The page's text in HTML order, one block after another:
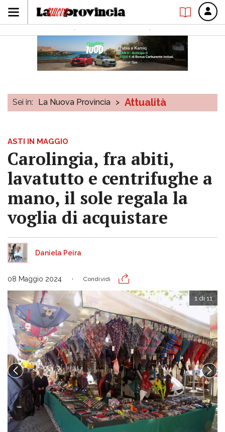
Sei in: La Nuova Provincia > Attualità
ASTI IN MAGGIO
Carolingia, fra abiti,
lavatutto e centrifughe a
mano, il sole regala la
voglia di acquistare
Daniela Peira
08 Maggio 2024 Condividi
1 di 11